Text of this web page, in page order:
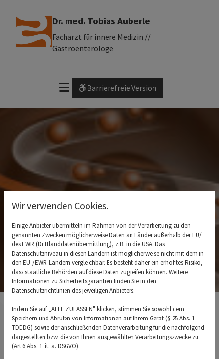
Dr. med. Tobias Auberle
Facharzt für innere Medizin //
Gastroenterologe
Barrierefreie Version
07633 161 96
Krankheitsbilder
Wir verwenden Cookies.
Einige Anbieter übermitteln im Rahmen von der Verarbeitung zu den
genannten Zwecken möglicherweise Daten an Länder außerhalb der EU/
des EWR (Drittlanddatenübermittlung), z.B. in die USA. Das
Datenschutzniveau in diesen Ländern ist möglicherweise nicht mit dem in
den EU-/EWR-Ländern vergleichbar. Es besteht daher ein erhöhtes Risiko,
dass staatliche Behörden auf diese Daten zugreifen können. Weitere
Informationen zu Sicherheitsgarantien finden Sie in den
Datenschutzrichtlinien des jeweiligen Anbieters.
Indem Sie auf „ALLE ZULASSEN" klicken, stimmen Sie sowohl dem
Speichern und Abrufen von Informationen auf Ihrem Gerät (§ 25 Abs. 1
TDDDG) sowie der anschließenden Datenverarbeitung für die nachfolgend
dargestellten bzw. die von Ihnen ausgewählten Verarbeitungszwecke zu
(Art 6 Abs. 1 lit. a. DSGVO).